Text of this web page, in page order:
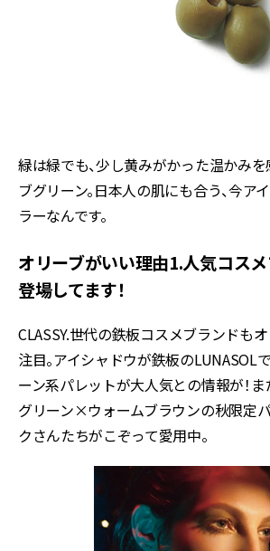
緑は緑でも、少し黄みがかった温かみ
ブグリーン。日本人の肌にも合う、今ア
ラーなんです。
オリーブがいい理由1.人気コス
登場してます！
CLASSY.世代の鉄板コスメブランドも
注目。アイシャドウが鉄板のLUNASOL
ーン系パレットが大人気との情報が！ま
グリーン×ウォームブラウンの秋限定
クさんたちがこぞって愛用中。